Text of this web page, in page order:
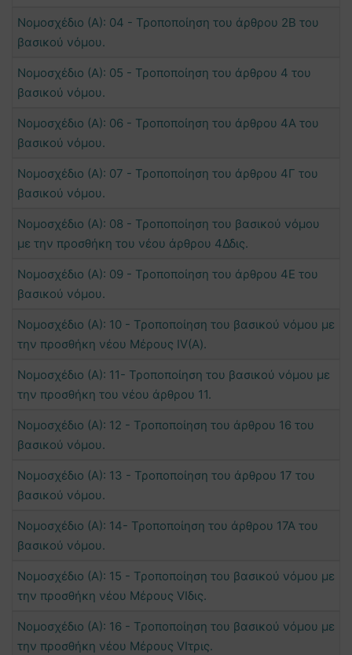
Νομοσχέδιο (Α): 04 - Τροποποίηση του άρθρου 2Β του
βασικού νόμου.
Νομοσχέδιο (Α): 05 - Τροποποίηση του άρθρου 4 του
βασικού νόμου.
Νομοσχέδιο (Α): 06 - Τροποποίηση του άρθρου 4Α του
βασικού νόμου.
Νομοσχέδιο (Α): 07 - Τροποποίηση του άρθρου 4Γ του
βασικού νόμου.
Νομοσχέδιο (Α): 08 - Τροποποίηση του βασικού νόμου
με την προσθήκη του νέου άρθρου 4Δδις.
Νομοσχέδιο (Α): 09 - Τροποποίηση του άρθρου 4Ε του
βασικού νόμου.
Νομοσχέδιο (Α): 10 - Τροποποίηση του βασικού νόμου με
την προσθήκη νέου Μέρους ΙV(Α).
Νομοσχέδιο (Α): 11- Τροποποίηση του βασικού νόμου με
την προσθήκη του νέου άρθρου 11.
Νομοσχέδιο (Α): 12 - Τροποποίηση του άρθρου 16 του
βασικού νόμου.
Νομοσχέδιο (Α): 13 - Τροποποίηση του άρθρου 17 του
βασικού νόμου.
Νομοσχέδιο (Α): 14- Τροποποίηση του άρθρου 17Α του
βασικού νόμου.
Νομοσχέδιο (Α): 15 - Τροποποίηση του βασικού νόμου με
την προσθήκη νέου Μέρους VIδις.
Νομοσχέδιο (Α): 16 - Τροποποίηση του βασικού νόμου με
την προσθήκη νέου Μέρους VIτρις.